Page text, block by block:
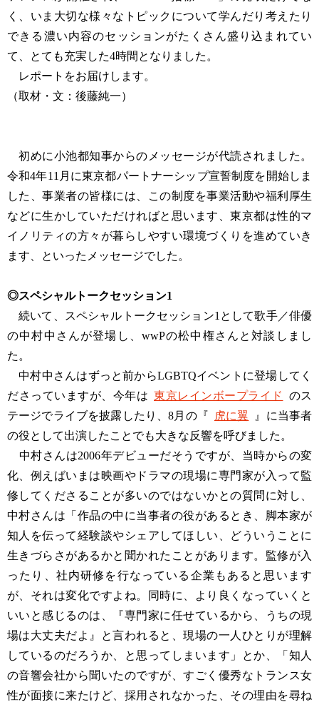
く、いま大切な様々なトピックについて学んだり考えたり
できる濃い内容のセッションがたくさん盛り込まれてい
て、とても充実した4時間となりました。
レポートをお届けします。
（取材・文：後藤純一）
初めに小池都知事からのメッセージが代読されました。
令和4年11月に東京都パートナーシップ宣誓制度を開始しま
した、事業者の皆様には、この制度を事業活動や福利厚生
などに生かしていただければと思います、東京都は性的マ
イノリティの方々が暮らしやすい環境づくりを進めていき
ます、といったメッセージでした。
◎スペシャルトークセッション1
続いて、スペシャルトークセッション1として歌手／俳優
の中村中さんが登場し、wwPの松中権さんと対談しまし
た。
中村中さんはずっと前からLGBTQイベントに登場してく
ださっていますが、今年は 東京レインボープライド
のス
テージでライブを披露したり、8月の『
虎に翼
』に当事者
の役として出演したことでも大きな反響を呼びました。
中村さんは2006年デビューだそうですが、当時からの変
化、例えばいまは映画やドラマの現場に専門家が入って監
修してくださることが多いのではないかとの質問に対し、
中村さんは「作品の中に当事者の役があるとき、脚本家が
知人を伝って経験談やシェアしてほしい、どういうことに
生きづらさがあるかと聞かれたことがあります。監修が入
ったり、社内研修を行なっている企業もあると思います
が、それは変化ですよね。同時に、より良くなっていくと
いいと感じるのは、『専門家に任せているから、うちの現
場は大丈夫だよ』と言われると、現場の一人ひとりが理解
しているのだろうか、と思ってしまいます」とか、「知人
の音響会社から聞いたのですが、すごく優秀なトランス女
性が面接に来たけど、採用されなかった、その理由を尋ね